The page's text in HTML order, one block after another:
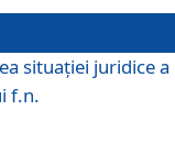
situației juridice
f.n.